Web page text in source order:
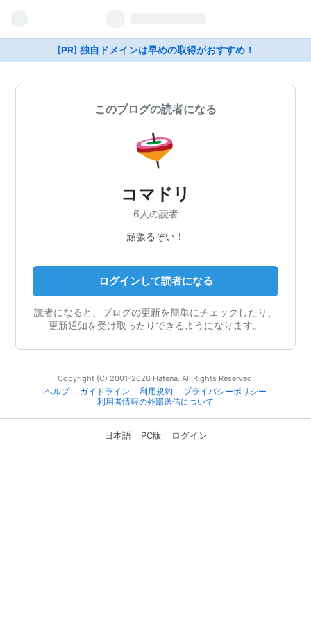
[PR] 独自ドメインは早めの取得がおすすめ！
このブログの読者になる
コマドリ
6人の読者
頑張るぞい！
ログインして読者になる
読者になると、ブログの更新を簡単にチェックしたり、
更新通知を受け取ったりできるようになります。
Copyright (C) 2001-2026 Hatena. All Rights Reserved.
ヘルプ
ガイドライン 利用規約
プライバシーポリシー
利用者情報の外部送信について
日本語 PC版 ログイン